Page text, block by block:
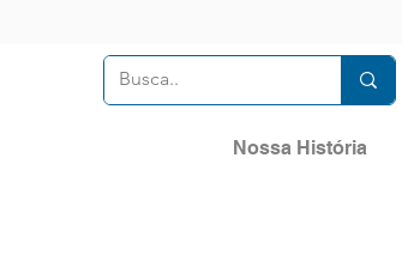
Nossa História